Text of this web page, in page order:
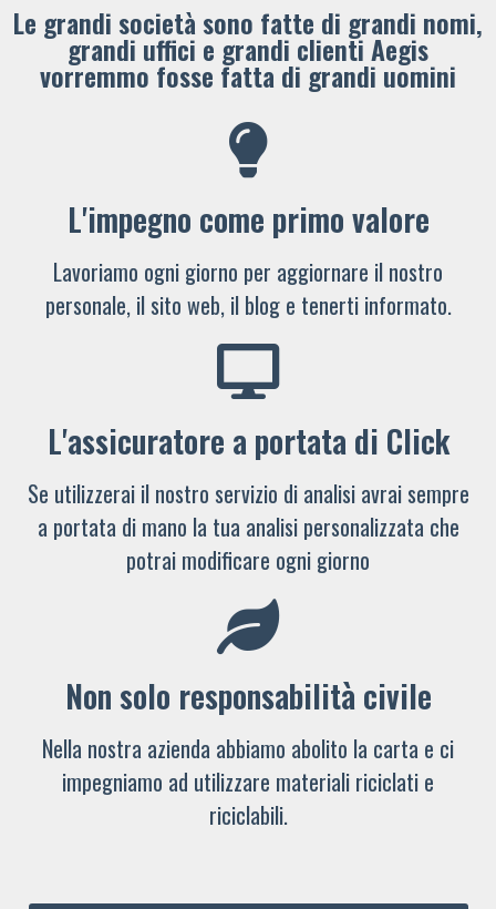
Le grandi società sono fatte di grandi nomi,
grandi uffici e grandi clienti ​Aegis
vorremmo fosse fatta di grandi uomini
L'impegno come primo valore
Lavoriamo ogni giorno per aggiornare il nostro
personale, il sito web, il blog e tenerti informato.
L'assicuratore a portata di Click
Se utilizzerai il nostro servizio di analisi avrai sempre
a portata di mano la tua analisi personalizzata che
potrai modificare ogni giorno
Non solo responsabilità civile
Nella nostra azienda abbiamo abolito la carta e ci
impegniamo ad utilizzare materiali riciclati e
riciclabili.